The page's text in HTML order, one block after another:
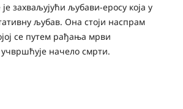
захваљујући љубави-еросу која у
љубав. Она стоји наспрам
се путем рађања мрви
начело смрти.